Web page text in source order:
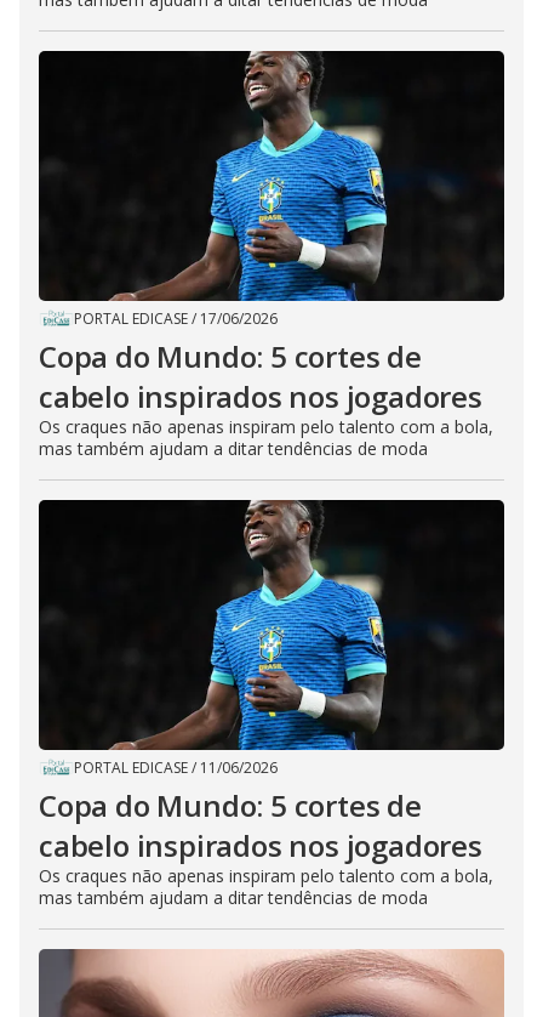
PORTAL EDICASE/ 17/06/2026
Copa do Mundo: 5 cortes de
cabelo inspirados nos jogadores
Os craques não apenas inspiram pelo talento com a bola,
mas também ajudam a ditar tendências de moda
PORTAL EDICASE/ 11/06/2026
Copa do Mundo: 5 cortes de
cabelo inspirados nos jogadores
Os craques não apenas inspiram pelo talento com a bola,
mas também ajudam a ditar tendências de moda